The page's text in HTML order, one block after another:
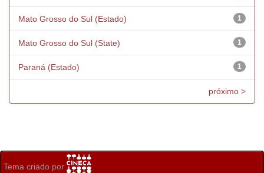
1
Mato Grosso do Sul (Estado)
1
Mato Grosso do Sul (State)
1
Paraná (Estado)
próximo >
Tema criado por